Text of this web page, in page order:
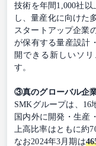
技術を年間1,000社
し、量産化に向けた
スタートアップ企業
が保有する量産設計
開できる新しいソ
す。
③真のグローバル企
SMKグループは、16
国内外に開発・生産
上高比率はともに約
なお2024年3月期は